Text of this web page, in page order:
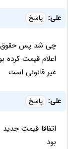
علی: پاسخ
چی شد پس حقوق
اعلام قیمت
غیر قانونی است
علی: پاسخ
اتفاقا قیمت
بود